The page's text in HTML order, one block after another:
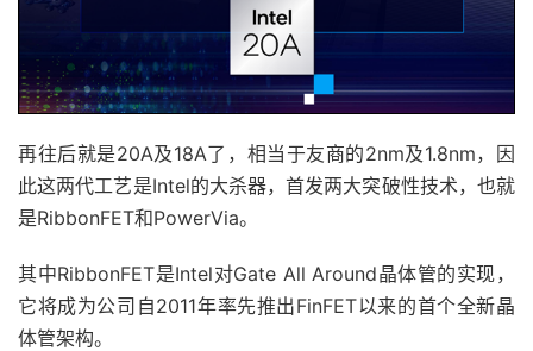
再往后就是20A及18A了，相当于友商的2nm及1.8nm，因
此这两代工艺是Intel的大杀器，首发两大突破性技术，也就
是RibbonFET和PowerVia。
其中RibbonFET是Intel对Gate All Around晶体管的实现，
它将成为公司自2011年率先推出FinFET以来的首个全新晶
体管架构。